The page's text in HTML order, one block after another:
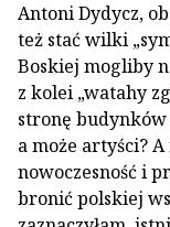
Antoni Dydycz,
też stać wilki
Boskiej mogliby
z kolei „watahy
stronę budynków
a może artyści?
nowoczesność i
bronić polskiej